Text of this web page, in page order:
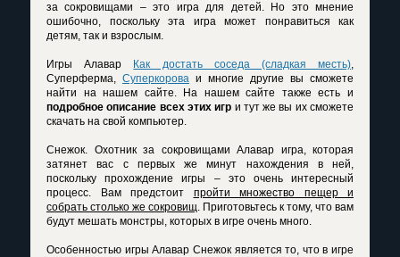
за сокровищами – это игра для детей. Но это мнение
ошибочно, поскольку эта игра может понравиться как
детям, так и взрослым.
Игры Алавар Как достать соседа (сладкая месть),
Суперферма, Суперкорова и многие другие вы сможете
найти на нашем сайте. На нашем сайте также есть и
подробное описание всех этих игр и тут же вы их сможете
скачать на свой компьютер.
Снежок. Охотник за сокровищами Алавар игра, которая
затянет вас с первых же минут нахождения в ней,
поскольку прохождение игры – это очень интересный
процесс. Вам предстоит пройти множество пещер и
собрать столько же сокровищ. Приготовьтесь к тому, что вам
будут мешать монстры, которых в игре очень много.
Особенностью игры Алавар Снежокявляется то, что в игре